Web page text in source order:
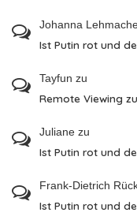
Johanna
Ist Putin rot und
Tayfun zu
Remote Viewing
Juliane zu
Ist Putin rot und
Frank-Dietrich
Ist Putin rot und